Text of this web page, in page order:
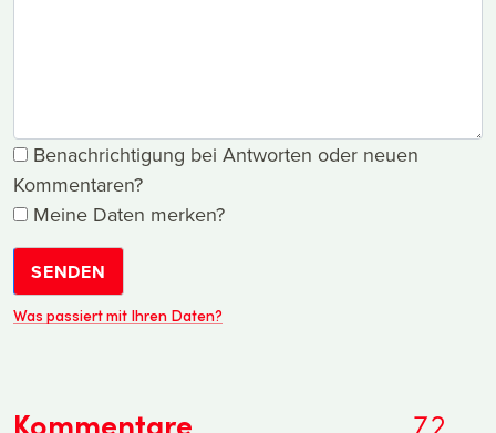
Benachrichtigung bei Antworten oder neuen
Kommentaren?
Meine Daten merken?
SENDEN
Was passiert mit Ihren Daten?
Kommentare
72